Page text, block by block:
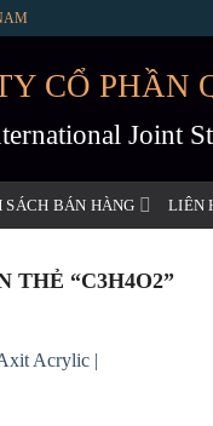
CỔ PHẦN
Joint
SÁCH BÁN HÀNG LIÊN
THẺ “C3H4O2”